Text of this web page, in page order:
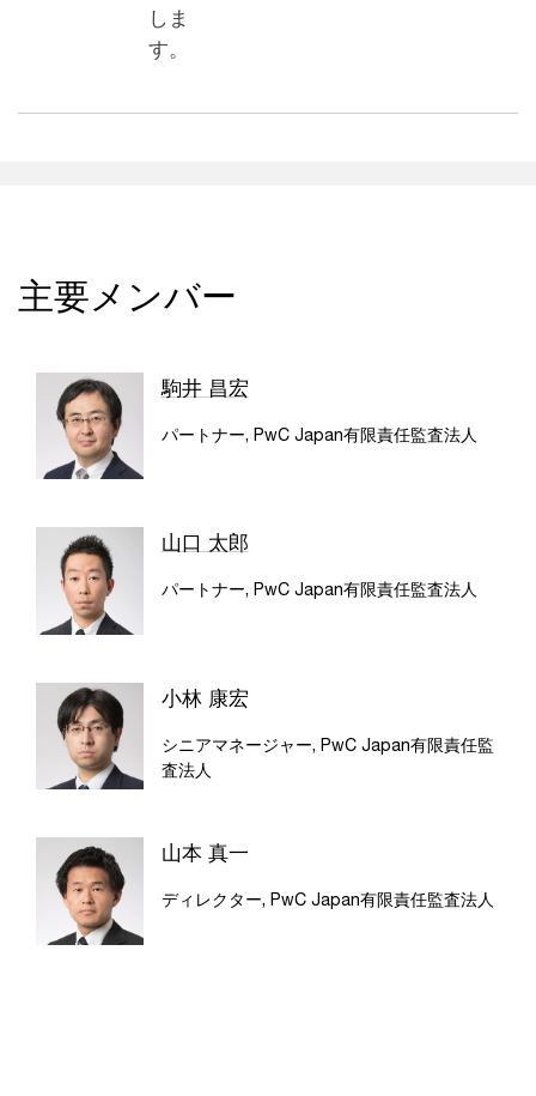
しま
す。
主要メンバー
駒井 昌宏
パートナー, PwC Japan有限責任監査法人
山口 太郎
パートナー, PwC Japan有限責任監査法人
小林 康宏
シニアマネージャー, PwC Japan有限責任監
査法人
山本 真一
ディレクター, PwC Japan有限責任監査法人